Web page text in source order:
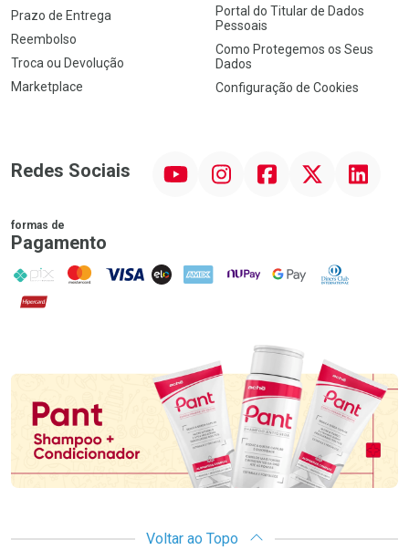
Prazo de Entrega
Reembolso
Troca ou Devolução
Marketplace
Portal do Titular de Dados
Pessoais
Como Protegemos os Seus
Dados
Configuração de Cookies
Redes Sociais InstagramFacebook Linkedin
formas de
Pagamento
PIX MasterCard
VISA ELO AMEX NuPay Google PayDiners Club
Hipercard
Promoção em Destaque
Voltar ao Topo